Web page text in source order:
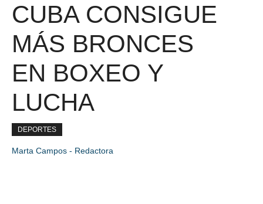
CUBA CONSIGUE
MÁS BRONCES
EN BOXEO Y
LUCHA
DEPORTES
Marta Campos - Redactora